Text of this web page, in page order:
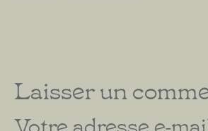
Laisser un
Votre adresse e-